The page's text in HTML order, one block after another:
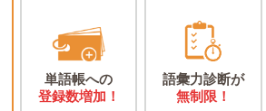
単語帳への
登録数増加！
語彙力診断が
無制限！